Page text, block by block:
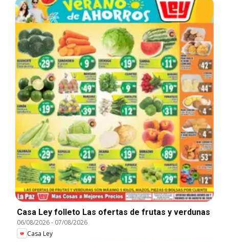
Casa Ley folleto Las ofertas de frutas y verdunas
06/08/2026- 07/08/2026
Casa Ley